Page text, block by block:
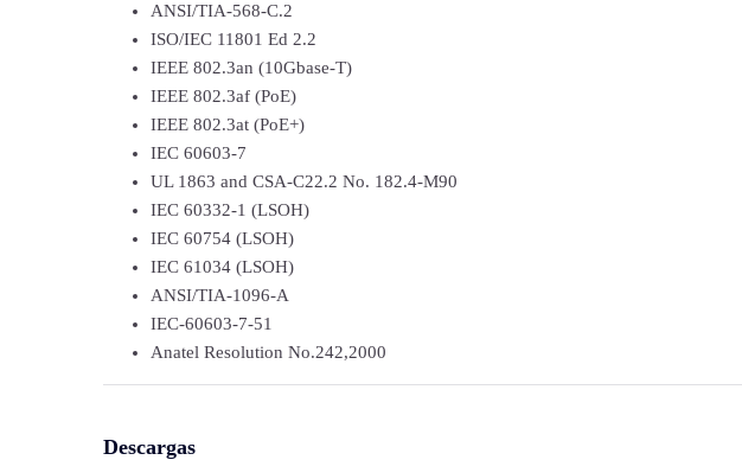
ANSI/TIA-568-C.2
ISO/IEC 11801 Ed 2.2
IEEE 802.3an (10Gbase-T)
IEEE 802.3af (PoE)
IEEE 802.3at (PoE+)
IEC 60603-7
UL 1863 and CSA-C22.2 No. 182.4-M90
IEC 60332-1 (LSOH)
IEC 60754 (LSOH)
IEC 61034 (LSOH)
ANSI/TIA-1096-A
IEC-60603-7-51
Anatel Resolution No.242,2000
Descargas